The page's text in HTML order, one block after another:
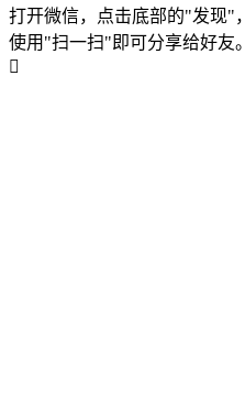
打开微信，点击底部的"发现"，
使用"扫一扫"即可分享给好友。